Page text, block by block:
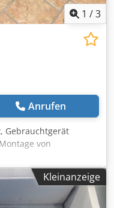
1 /3
Anrufen
, Gebrauchtgerät
von
Verfügbarkeit:
Kleinanzeige